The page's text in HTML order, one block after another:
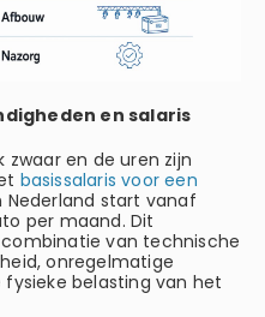
en salaris
zwaar en de uren zijn
basissalaris voor een
Nederland start vanaf
per maand. Dit
van technische
onregelmatige
belasting van het